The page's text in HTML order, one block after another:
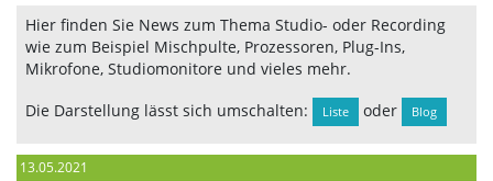
Hier finden Sie News zum Thema Studio- oder Recording
wie zum Beispiel Mischpulte, Prozessoren, Plug-Ins,
Mikrofone, Studiomonitore und vieles mehr.
Die Darstellung lässt sich umschalten:
Liste oder Blog
13.05.2021